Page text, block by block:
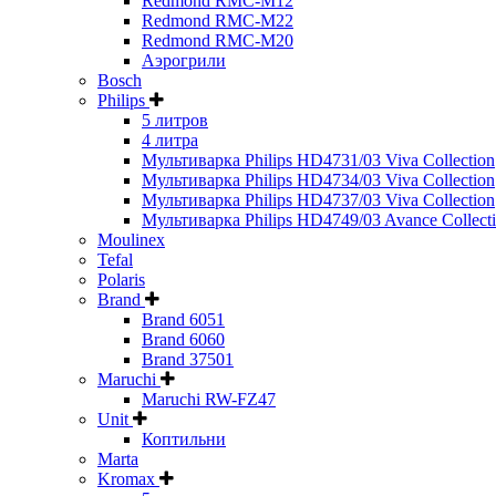
Redmond RMC-M22
Redmond RMC-M20
Аэрогрили
Bosch
Philips
5 литров
4 литра
Мультиварка Philips HD4731/03 Viva Collection
Мультиварка Philips HD4734/03 Viva Collection
Мультиварка Philips HD4737/03 Viva Collection
Мультиварка Philips HD4749/03 Avance
Moulinex
Tefal
Polaris
Brand
Brand 6051
Brand 6060
Brand 37501
Maruchi
Maruchi RW-FZ47
Unit
Коптильни
Marta
Kromax